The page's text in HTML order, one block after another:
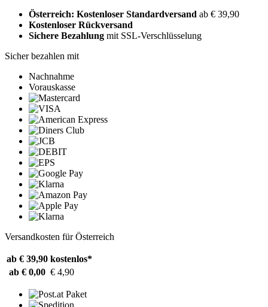
Österreich: Kostenloser Standardversand ab € 39,90
Kostenloser Rückversand
Sichere Bezahlung mit SSL-Verschlüsselung
Sicher bezahlen mit
Nachnahme
Vorauskasse
Versandkosten für Österreich
ab € 39,90 kostenlos*
ab € 0,00 € 4,90